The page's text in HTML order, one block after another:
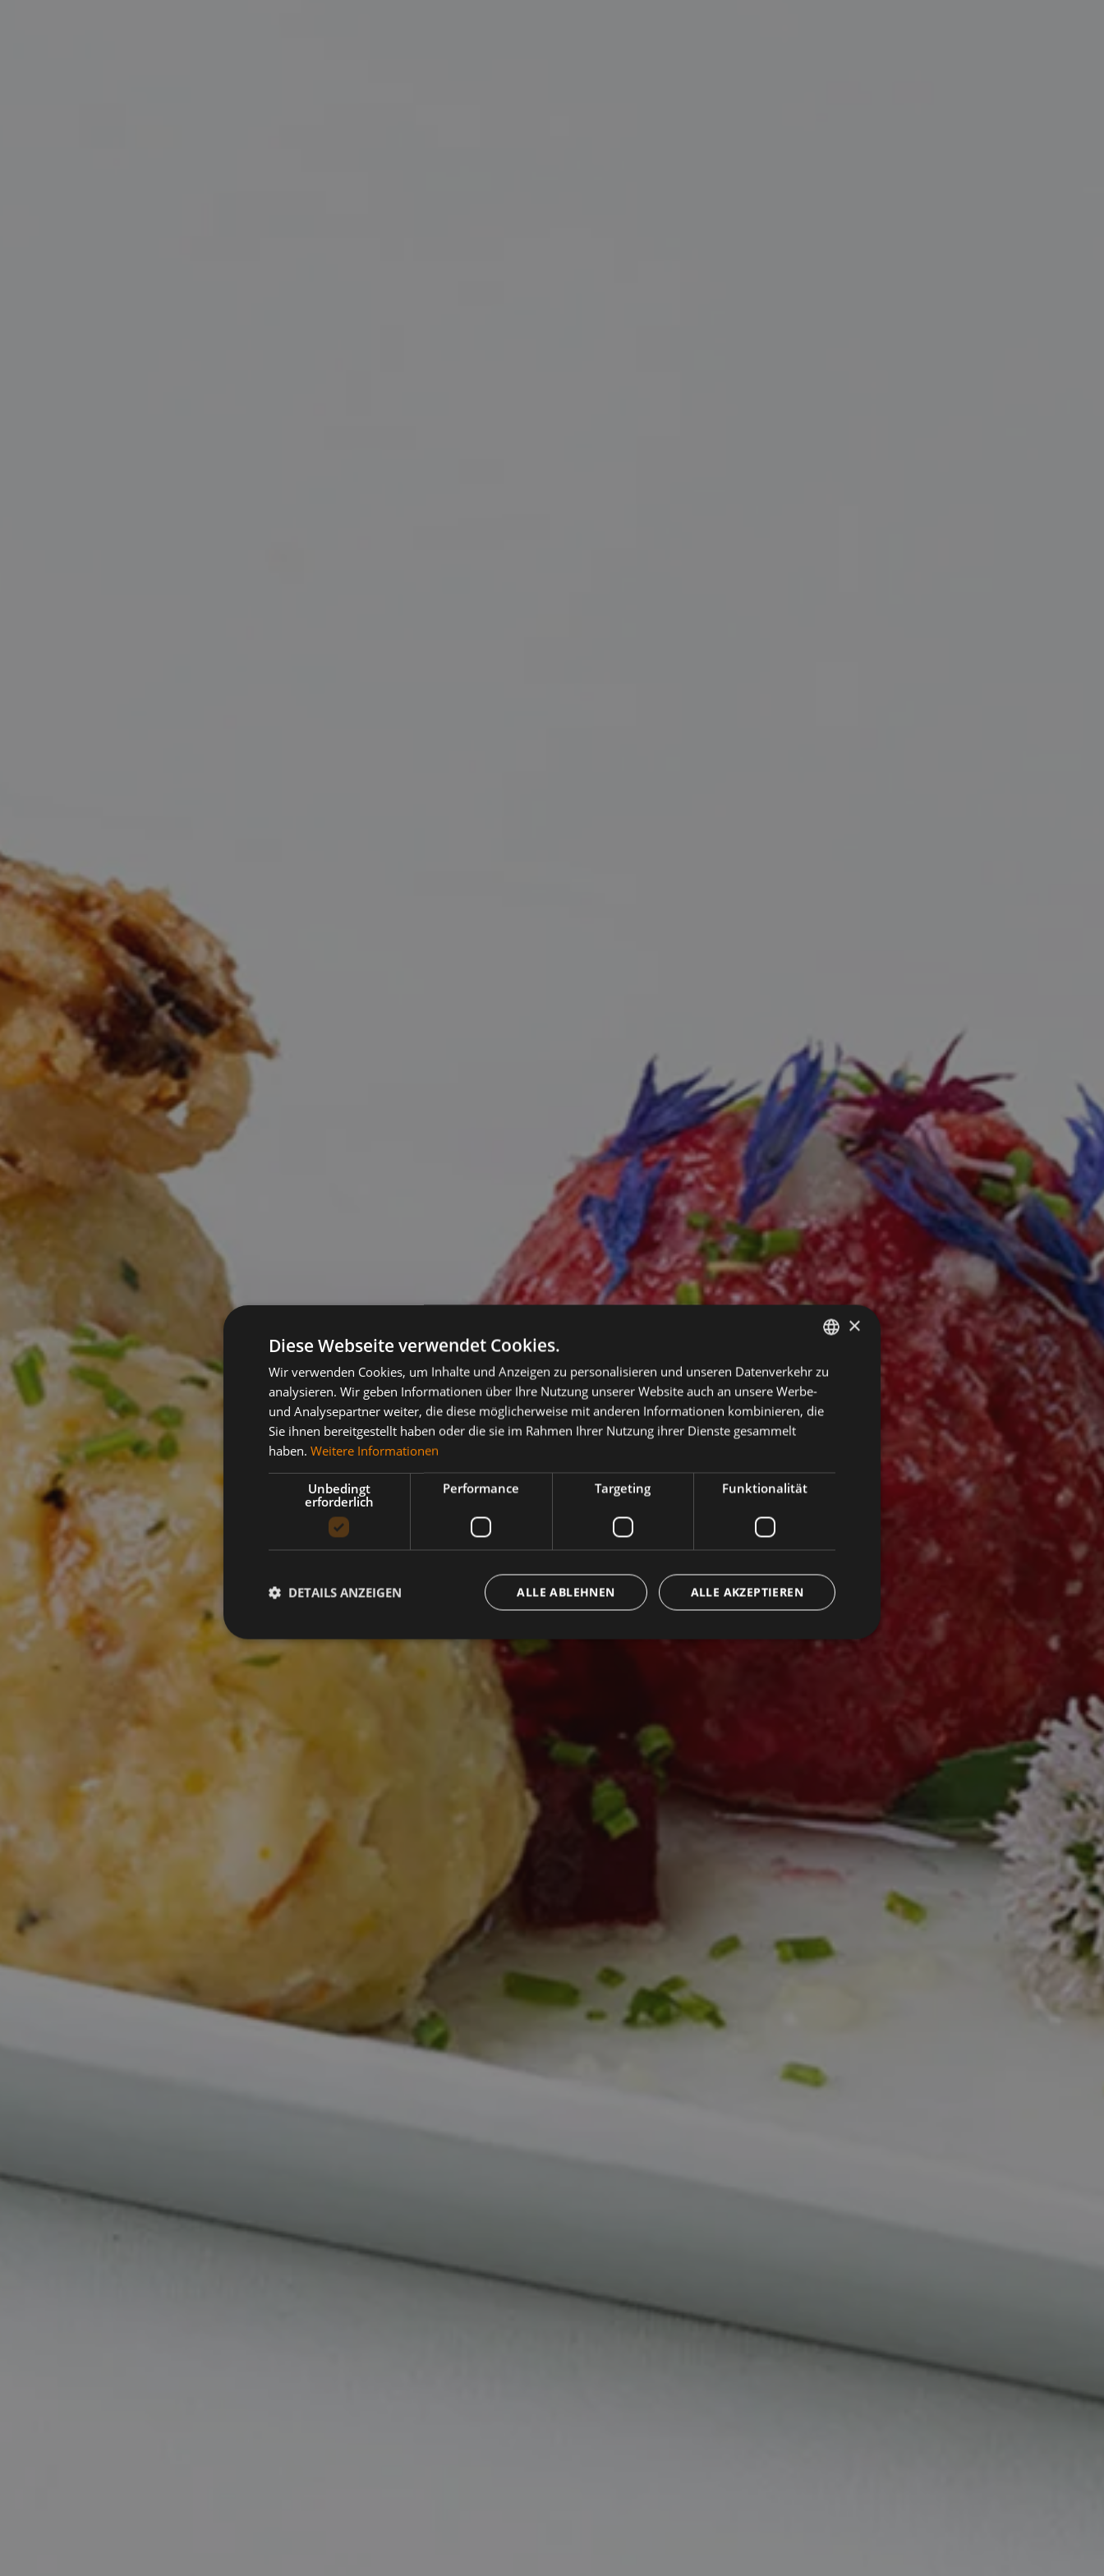
ITALIAN
GERMAN
×
Diese Webseite verwendet Cookies.
Wir verwenden Cookies, um Inhalte und Anzeigen zu personalisieren und unseren Datenverkehr zu
analysieren. Wir geben Informationen über Ihre Nutzung unserer Website auch an unsere Werbe-
und Analysepartner weiter, die diese möglicherweise mit anderen Informationen kombinieren, die
Sie ihnen bereitgestellt haben oder die sie im Rahmen Ihrer Nutzung ihrer Dienste gesammelt
haben. Weitere Informationen
Unbedingt
erforderlich
Performance Targeting Funktionalität
ALLE AKZEPTIEREN
ALLE ABLEHNEN
DETAILS ANZEIGEN